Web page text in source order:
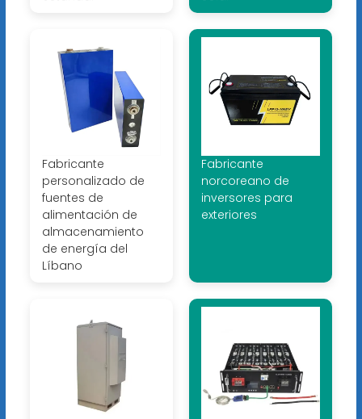
Fabricante
personalizado de
fuentes de
alimentación de
almacenamiento
de energía del
Líbano
Fabricante
norcoreano de
inversores para
exteriores